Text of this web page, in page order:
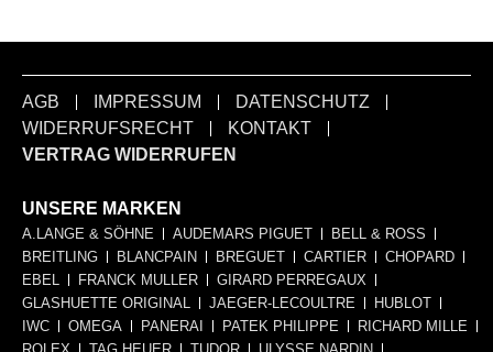
AGB IMPRESSUM
DATENSCHUTZ
WIDERRUFSRECHT
KONTAKT
VERTRAG WIDERRUFEN
UNSERE MARKEN
A.LANGE & SÖHNE AUDEMARS PIGUET
BELL & ROSS
BREITLING
BLANCPAIN BREGUET CARTIER
CHOPARD
EBEL
FRANCK MULLER
GIRARD PERREGAUX
GLASHUETTE ORIGINAL
JAEGER-LECOULTRE
HUBLOT
IWC
OMEGA PANERAI PATEK PHILIPPE
RICHARD MILLE